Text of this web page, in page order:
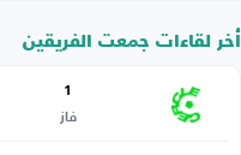
أخر لقاءات جمعت الفريقين
1
فاز